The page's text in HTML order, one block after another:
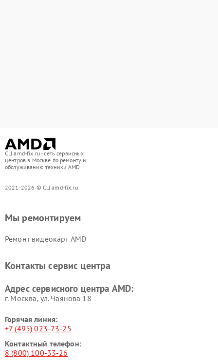
СЦ amd-fix.ru - сеть сервисных
центров в Москве по ремонту и
обслуживанию техники AMD
2021-2026 © СЦ amd-fix.ru
Мы ремонтируем
Ремонт видеокарт AMD
Контакты сервис центра
Адрес сервисного центра AMD:
г. Москва, ул. Чаянова 18
Горячая линия:
+7 (495) 023-73-25
Контактный телефон:
8 (800) 100-33-26